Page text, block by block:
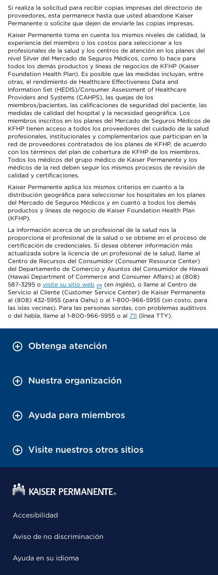
Si realiza la solicitud para recibir copias impresas del directorio de
proveedores, esta permanece hasta que usted abandone Kaiser
Permanente o solicite que dejen de enviarle las copias impresas.
Kaiser Permanente toma en cuenta los mismos niveles de calidad, la
experiencia del miembro o los costos para seleccionar a los
profesionales de la salud y los centros de atención en los planes del
nivel Silver del Mercado de Seguros Médicos, como lo hace para
todos los demás productos y líneas de negocios de KFHP (Kaiser
Foundation Health Plan). Es posible que las medidas incluyan, entre
otras, el rendimiento de Healthcare Effectiveness Data and
Information Set (HEDIS)/Consumer Assessment of Healthcare
Providers and Systems (CAHPS), las quejas de los
miembros/pacientes, las calificaciones de seguridad del paciente, las
medidas de calidad del hospital y la necesidad geográfica. Los
miembros inscritos en los planes del Mercado de Seguros Médicos de
KFHP tienen acceso a todos los proveedores del cuidado de la salud
profesionales, institucionales y complementarios que participan en la
red de proveedores contratados de los planes de KFHP, de acuerdo
con los términos del plan de cobertura de KFHP de los miembros.
Todos los médicos del grupo médico de Kaiser Permanente y los
médicos de la red deben seguir los mismos procesos de revisión de
calidad y certificaciones.
Kaiser Permanente aplica los mismos criterios en cuanto a la
distribución geográfica para seleccionar los hospitales en los planes
del Mercado de Seguros Médicos y en cuanto a todos los demás
productos y líneas de negocio de Kaiser Foundation Health Plan
(KFHP).
La información acerca de un profesional de la salud nos la
proporciona el profesional de la salud o se obtiene en el proceso de
certificación de credenciales. Si desea obtener información más
actualizada sobre la licencia de un profesional de la salud, llame al
Centro de Recursos del Consumidor (Consumer Resource Center)
del Departamento de Comercio y Asuntos del Consumidor de Hawaii
(Hawaii Department of Commerce and Consumer Affairs) al (808)
587-3295 o visite su sitio web
(en inglés), o llame al Centro de
Servicio al Cliente (Customer Service Center) de Kaiser Permanente
al (808) 432-5955 (para Oahu) o al 1-800-966-5955 (sin costo, para
las islas vecinas). Para las personas sordas, con problemas auditivos
o del habla, llame al 1-800-966-5955 o al 711 (línea TTY).
Obtenga atención
Nuestra organización
Ayuda para miembros
Visite nuestros otros sitios
Accesibilidad
Aviso de no discriminación
Ayuda en su idioma